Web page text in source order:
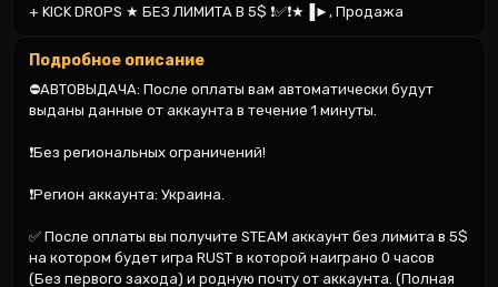
+ KICK DROPS ★ БЕЗ ЛИМИТА В 5$ ❗✅❗★▐►, Продажа
Подробное описание
⛔АВТОВЫДАЧА: После оплаты вам автоматически будут
выданы данные от аккаунта в течение 1 минуты.
❗Без региональных ограничений!
❗Регион аккаунта: Украина.
✅ После оплаты вы получите STEAM аккаунт без лимита в 5$
на котором будет игра RUST в которой наиграно 0 часов
(Без первого захода) и родную почту от аккаунта. (Полная